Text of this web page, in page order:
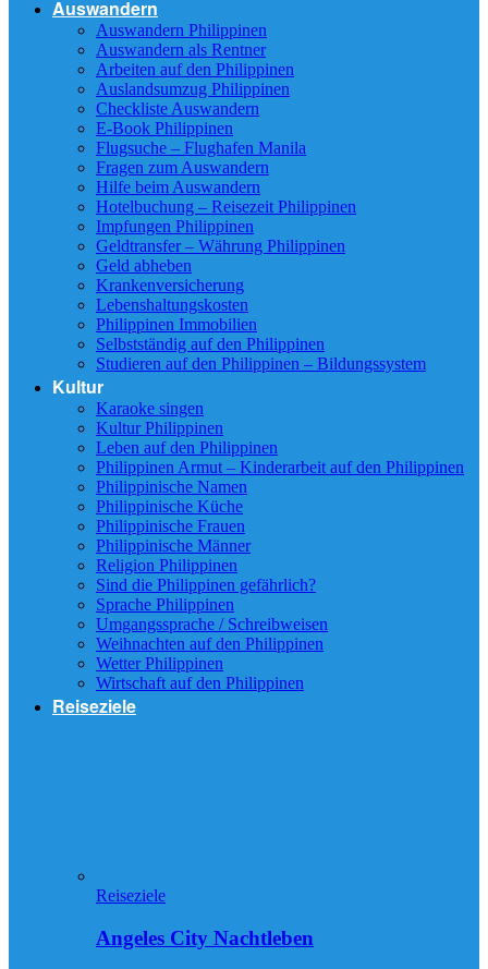
Auswandern
Auswandern Philippinen
Auswandern als Rentner
Arbeiten auf den Philippinen
Auslandsumzug Philippinen
Checkliste Auswandern
E-Book Philippinen
Flugsuche – Flughafen Manila
Fragen zum Auswandern
Hilfe beim Auswandern
Hotelbuchung – Reisezeit Philippinen
Impfungen Philippinen
Geldtransfer – Währung Philippinen
Geld abheben
Krankenversicherung
Lebenshaltungskosten
Philippinen Immobilien
Selbstständig auf den Philippinen
Studieren auf den Philippinen – Bildungssystem
Kultur
Karaoke singen
Kultur Philippinen
Leben auf den Philippinen
Philippinen Armut – Kinderarbeit auf den Philippinen
Philippinische Namen
Philippinische Küche
Philippinische Frauen
Philippinische Männer
Religion Philippinen
Sind die Philippinen gefährlich?
Sprache Philippinen
Umgangssprache / Schreibweisen
Weihnachten auf den Philippinen
Wetter Philippinen
Wirtschaft auf den Philippinen
Reiseziele
Reiseziele
Angeles City Nachtleben